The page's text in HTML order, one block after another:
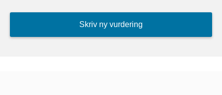
Skriv ny vurdering